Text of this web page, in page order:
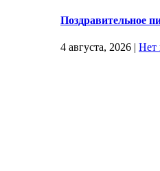
Поздравительное
4 августа, 2026 | Нет